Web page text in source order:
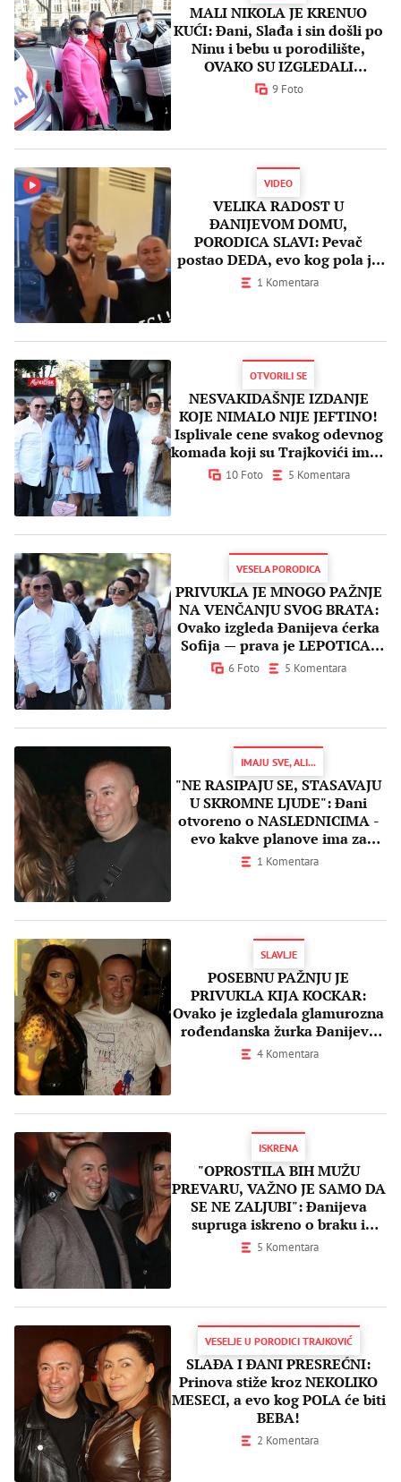
MALI NIKOLA JE KRENUO
KUĆI: Đani, Slađa i sin došli po
Ninu i bebu u porodilište,
OVAKO SU IZGLEDALI
TRAJKOVIĆI! (FOTO)
9 Foto
VIDEO
VELIKA RADOST U
ĐANIJEVOM DOMU,
PORODICA SLAVI: Pevač
postao DEDA, evo kog pola je
beba i koje IME će nositi!
1 Komentara
OTVORILI SE
NESVAKIDAŠNJE IZDANJE
KOJE NIMALO NIJE JEFTINO!
Isplivale cene svakog odevnog
komada koji su Trajkovići imali
na svadbi
10 Foto 5 Komentara
VESELA PORODICA
PRIVUKLA JE MNOGO PAŽNJE
NA VENČANJU SVOG BRATA:
Ovako izgleda Đanijeva ćerka
Sofija — prava je LEPOTICA!
(FOTO)
6 Foto 5 Komentara
IMAJU SVE, ALI...
"NE RASIPAJU SE, STASAVAJU
U SKROMNE LJUDE": Đani
otvoreno o NASLEDNICIMA -
evo kakve planove ima za
SINOVE I ĆERKU
1 Komentara
SLAVLJE
POSEBNU PAŽNJU JE
PRIVUKLA KIJA KOCKAR:
Ovako je izgledala glamurozna
rođendanska žurka Đanijeve
supruge Slađe (FOTO)
4 Komentara
ISKRENA
"OPROSTILA BIH MUŽU
PREVARU, VAŽNO JE SAMO DA
SE NE ZALJUBI": Đanijeva
supruga iskreno o braku i
preljubi
5 Komentara
VESELJE U PORODICI TRAJKOVIĆ
SLAĐA I ĐANI PRESREĆNI:
Prinova stiže kroz NEKOLIKO
MESECI, a evo kog POLA će biti
BEBA!
2 Komentara